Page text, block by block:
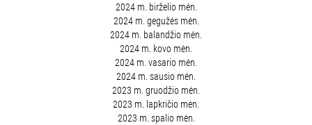
2024 m. birželio mėn.
2024 m. gegužės mėn.
2024 m. balandžio mėn.
2024 m. kovo mėn.
2024 m. vasario mėn.
2024 m. sausio mėn.
2023 m. gruodžio mėn.
2023 m. lapkričio mėn.
2023 m. spalio mėn.